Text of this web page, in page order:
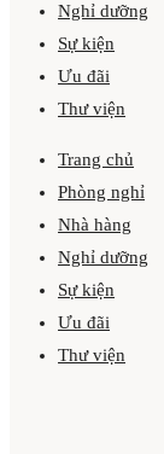
Nghỉ dưỡng
Sự kiện
Ưu đãi
Thư viện
Trang chủ
Phòng nghỉ
Nhà hàng
Nghỉ dưỡng
Sự kiện
Ưu đãi
Thư viện